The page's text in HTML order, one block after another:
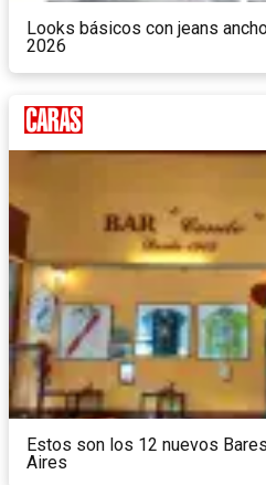
Looks básicos con jeans
2026
Estos son los 12 nuevos
Aires